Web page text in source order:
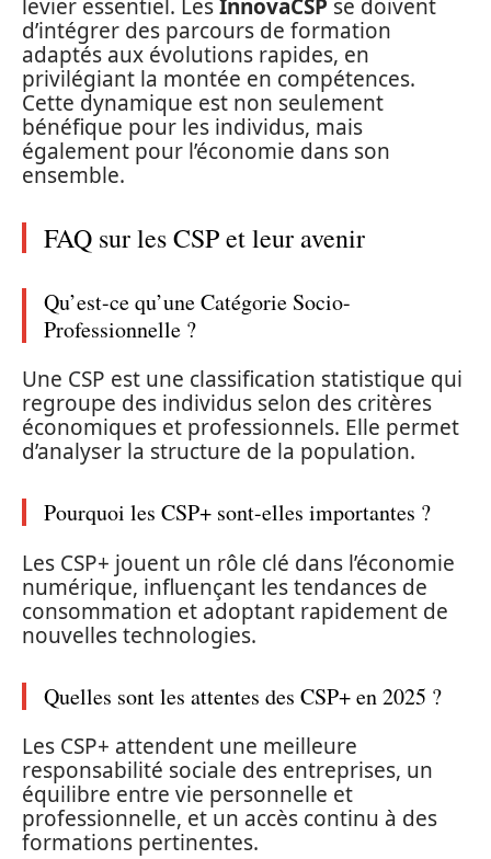
levier essentiel. LesInnovaCSP se doivent
d’intégrer des parcours de formation
adaptés aux évolutions rapides, en
privilégiant la montée en compétences.
Cette dynamique est non seulement
bénéfique pour les individus, mais
également pour l’économie dans son
ensemble.
FAQ sur les CSP et leur avenir
Qu’est-ce qu’une Catégorie Socio-
Professionnelle ?
Une CSP est une classification statistique qui
regroupe des individus selon des critères
économiques et professionnels. Elle permet
d’analyser la structure de la population.
Pourquoi les CSP+ sont-elles importantes ?
Les CSP+ jouent un rôle clé dans l’économie
numérique, influençant les tendances de
consommation et adoptant rapidement de
nouvelles technologies.
Quelles sont les attentes des CSP+ en 2025 ?
Les CSP+ attendent une meilleure
responsabilité sociale des entreprises, un
équilibre entre vie personnelle et
professionnelle, et un accès continu à des
formations pertinentes.